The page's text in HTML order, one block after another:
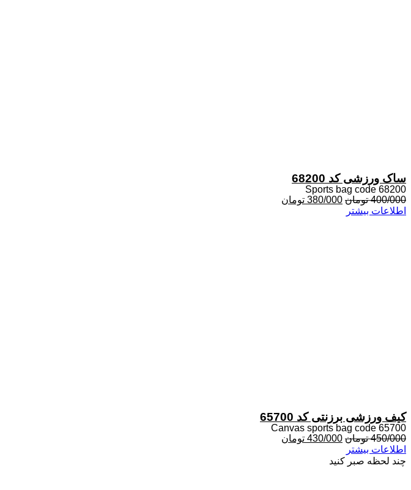
ساک ورزشی کد 68200
Sports bag code 68200
400/000 تومان قیمت
380/000 تومان
اطلاعات بیشتر
کیف ورزشی برزنتی کد 65700
Canvas sports bag code 65700
450/000 تومان قیمت
بود.
430/000 تومان
اطلاعات بیشتر
چند لحظه صبر کنید